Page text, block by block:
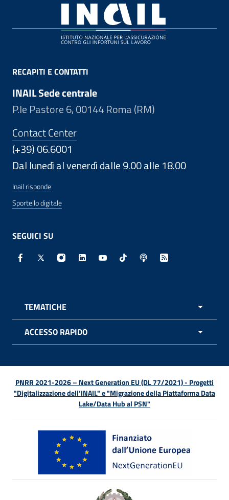
RECAPITI E CONTATTI
INAIL Sede centrale
P.le Pastore 6, 00144 Roma (RM)
Contact Center
(+39) 06.6001
Dal lunedì al venerdì dalle 9.00 alle 18.00
Inail risponde
Sportello digitale
SEGUICI SU
Facebook - Sito esterno - Apertura in nuova finestra
X - Sito esterno - Apertura in nuova finestra
Instagram - Sito esterno - Apertura in
Linkedin - Sito esterno - Apertura in
Youtube - Sito esterno -
TikTok - Sito esterno -
Spreaker - Sito
Feed RSS -
TEMATICHE
ACCESSO RAPIDO
PNRR 2021-2026 – Next Generation EU (DL 77/2021) - Progetti
"Digitalizzazione dell’INAIL" e "Migrazione della Piattaforma Data
Lake/Data Hub al PSN"